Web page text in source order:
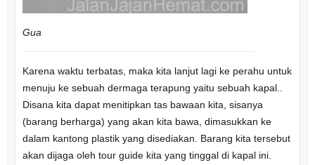
Gua
Karena waktu terbatas, maka kita lanjut lagi ke perahu untuk
menuju ke sebuah dermaga terapung yaitu sebuah kapal..
Disana kita dapat menitipkan tas bawaan kita, sisanya
(barang berharga) yang akan kita bawa, dimasukkan ke
dalam kantong plastik yang disediakan. Barang kita tersebut
akan dijaga oleh tour guide kita yang tinggal di kapal ini.